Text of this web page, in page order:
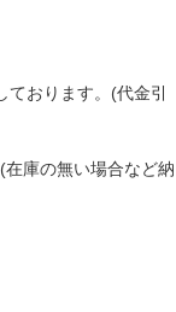
おります。(代金引
庫の無い場合など納